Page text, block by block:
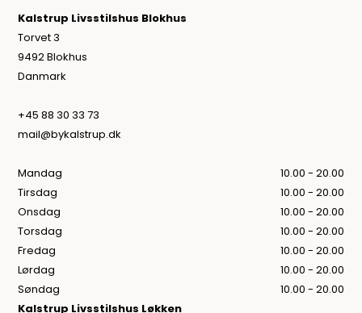
Kalstrup Livsstilshus Blokhus
Torvet 3
9492 Blokhus
Danmark
+45 88 30 33 73
mail@bykalstrup.dk
Mandag
10.00 - 20.00
Tirsdag
10.00 - 20.00
Onsdag
10.00 - 20.00
Torsdag
10.00 - 20.00
Fredag
10.00 - 20.00
Lørdag
10.00 - 20.00
Søndag
10.00 - 20.00
Kalstrup Livsstilshus Løkken